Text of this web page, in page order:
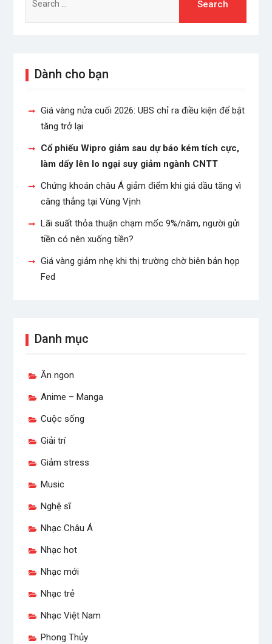
for:
Dành cho bạn
Giá vàng nửa cuối 2026: UBS chỉ ra điều kiện để bật
tăng trở lại
Cổ phiếu Wipro giảm sau dự báo kém tích cực,
làm dấy lên lo ngại suy giảm ngành CNTT
Chứng khoán châu Á giảm điểm khi giá dầu tăng vì
căng thẳng tại Vùng Vịnh
Lãi suất thỏa thuận chạm mốc 9%/năm, người gửi
tiền có nên xuống tiền?
Giá vàng giảm nhẹ khi thị trường chờ biên bản họp
Fed
Danh mục
Ăn ngon
Anime – Manga
Cuộc sống
Giải trí
Giảm stress
Music
Nghệ sĩ
Nhạc Châu Á
Nhạc hot
Nhạc mới
Nhạc trẻ
Nhạc Việt Nam
Phong Thủy